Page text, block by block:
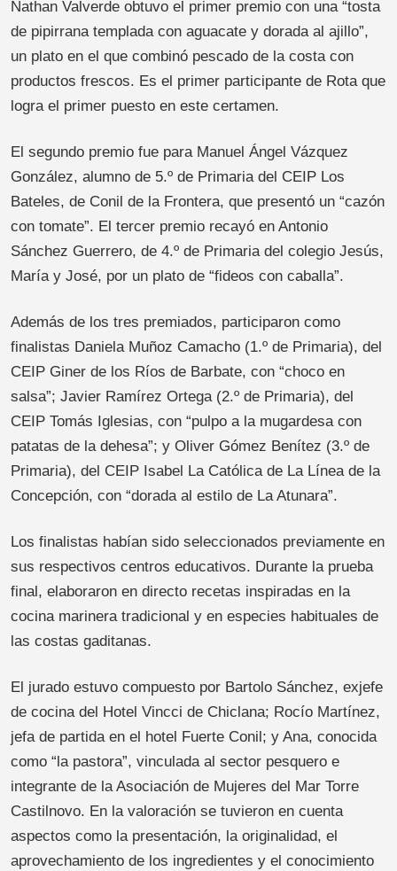
Nathan Valverde obtuvo el primer premio con una “tosta
de pipirrana templada con aguacate y dorada al ajillo”,
un plato en el que combinó pescado de la costa con
productos frescos. Es el primer participante de Rota que
logra el primer puesto en este certamen.
El segundo premio fue para Manuel Ángel Vázquez
González, alumno de 5.º de Primaria del CEIP Los
Bateles, de Conil de la Frontera, que presentó un “cazón
con tomate”. El tercer premio recayó en Antonio
Sánchez Guerrero, de 4.º de Primaria del colegio Jesús,
María y José, por un plato de “fideos con caballa”.
Además de los tres premiados, participaron como
finalistas Daniela Muñoz Camacho (1.º de Primaria), del
CEIP Giner de los Ríos de Barbate, con “choco en
salsa”; Javier Ramírez Ortega (2.º de Primaria), del
CEIP Tomás Iglesias, con “pulpo a la mugardesa con
patatas de la dehesa”; y Oliver Gómez Benítez (3.º de
Primaria), del CEIP Isabel La Católica de La Línea de la
Concepción, con “dorada al estilo de La Atunara”.
Los finalistas habían sido seleccionados previamente en
sus respectivos centros educativos. Durante la prueba
final, elaboraron en directo recetas inspiradas en la
cocina marinera tradicional y en especies habituales de
las costas gaditanas.
El jurado estuvo compuesto por Bartolo Sánchez, exjefe
de cocina del Hotel Vincci de Chiclana; Rocío Martínez,
jefa de partida en el hotel Fuerte Conil; y Ana, conocida
como “la pastora”, vinculada al sector pesquero e
integrante de la Asociación de Mujeres del Mar Torre
Castilnovo. En la valoración se tuvieron en cuenta
aspectos como la presentación, la originalidad, el
aprovechamiento de los ingredientes y el conocimiento